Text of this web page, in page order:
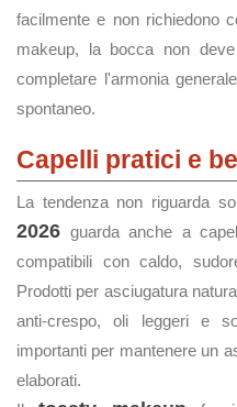
facilmente e non richiedono
makeup, la bocca non
completare l'armonia
spontaneo.
Capelli pratici e
La tendenza non riguarda
2026 guarda anche a
compatibili con caldo,
Prodotti per asciugatura
anti-crespo, oli leggeri e
importanti per mantenere un
elaborati.